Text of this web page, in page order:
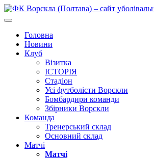
Головна
Новини
Клуб
Візитка
ІСТОРІЯ
Стадіон
Усі футболісти Ворскли
Бомбардири команди
Збірники Ворскли
Команда
Тренерський склад
Основний склад
Матчі
Матчі